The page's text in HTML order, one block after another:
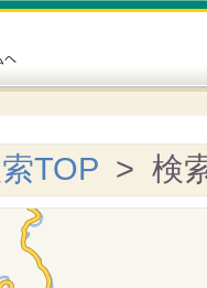
TOP > 検